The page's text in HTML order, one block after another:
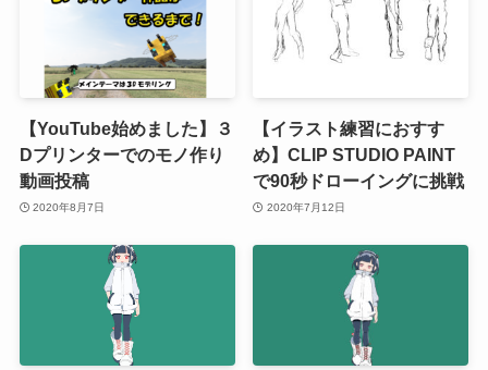
【YouTube始めました】３
Dプリンターでのモノ作り
動画投稿
2020年8月7日
【イラスト練習におすす
め】CLIP STUDIO PAINT
で90秒ドローイングに挑戦
2020年7月12日